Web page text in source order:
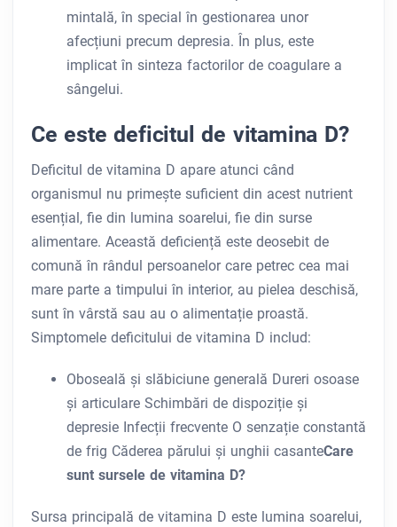
mintală, în special în gestionarea unor
afecțiuni precum depresia. În plus, este
implicat în sinteza factorilor de coagulare a
sângelui.
Ce este deficitul de vitamina D?
Deficitul de vitamina D apare atunci când
organismul nu primește suficient din acest nutrient
esențial, fie din lumina soarelui, fie din surse
alimentare. Această deficiență este deosebit de
comună în rândul persoanelor care petrec cea mai
mare parte a timpului în interior, au pielea deschisă,
sunt în vârstă sau au o alimentație proastă.
Simptomele deficitului de vitamina D includ:
Oboseală și slăbiciune generală Dureri osoase
și articulare Schimbări de dispoziție și
depresie Infecții frecvente O senzație constantă
de frig Căderea părului și unghii casanteCare
sunt sursele de vitamina D?
Sursa principală de vitamina D este lumina soarelui,